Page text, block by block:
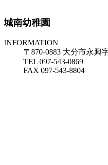
城南幼稚園
INFORMATION
〒870-0883 大分市永興
TEL 097-543-0869
FAX 097-543-8804